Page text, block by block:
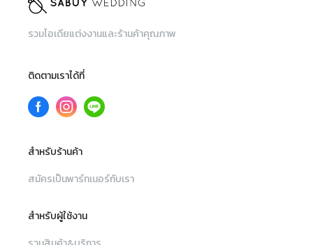
รวมไอเดียแต่งงานและร้านค้าคุณภาพ
ติดตามเราได้ที่
สำหรับร้านค้า
สมัครเป็นพาร์ทเนอร์กับเรา
สำหรับผู้ใช้งาน